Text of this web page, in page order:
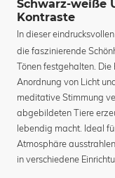
Schwarz-weiße
Kontraste
In dieser
die faszinierende
Tönen festgehalten.
Anordnung von Licht
meditative Stimmung
abgebildeten Tiere
lebendig macht. Ideal
Atmosphäre
in verschiedene